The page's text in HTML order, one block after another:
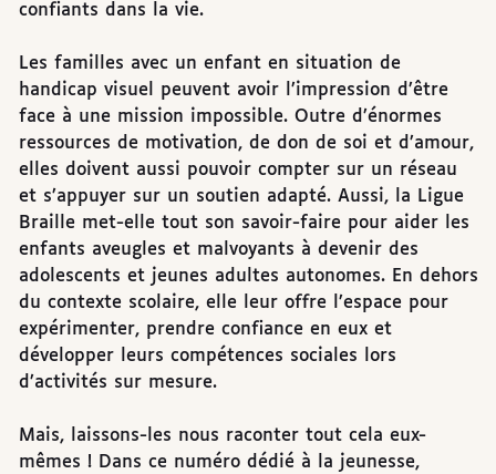
confiants dans la vie.
Les familles avec un enfant en situation de
handicap visuel peuvent avoir l’impression d’être
face à une mission impossible. Outre d’énormes
ressources de motivation, de don de soi et d’amour,
elles doivent aussi pouvoir compter sur un réseau
et s’appuyer sur un soutien adapté. Aussi, la Ligue
Braille met-elle tout son savoir-faire pour aider les
enfants aveugles et malvoyants à devenir des
adolescents et jeunes adultes autonomes. En dehors
du contexte scolaire, elle leur offre l’espace pour
expérimenter, prendre confiance en eux et
développer leurs compétences sociales lors
d’activités sur mesure.
Mais, laissons-les nous raconter tout cela eux-
mêmes ! Dans ce numéro dédié à la jeunesse,